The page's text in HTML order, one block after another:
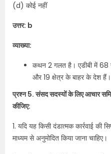
(d) कोई नहीं
उत्तर: b
व्याख्या:
कथन 2 गलत है। एडीबी में 68
और 19 क्षेत्र के बाहर के देश हैं।
प्रश्न 5. संसद सदस्यों के लिए आचार
कीजिए:
1. यदि यह किसी दंडात्मक कार्रवाई की
माध्यम से अनुमोदित किया जाना चाहिए।